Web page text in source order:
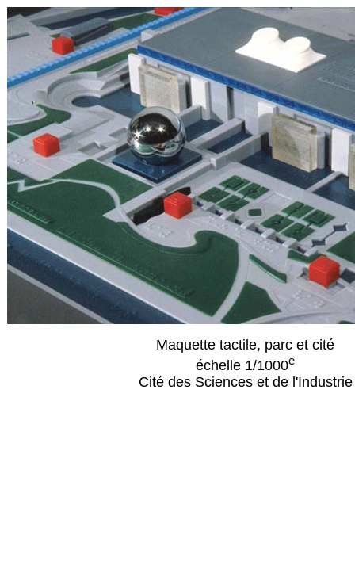
Maquette tactile, parc et cité
échelle 1/1000e
Cité des Sciences et de l'Industrie